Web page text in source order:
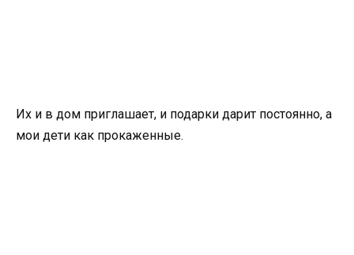
Их и в дом приглашает, и подарки дарит постоянно, а
мои дети как прокаженные.